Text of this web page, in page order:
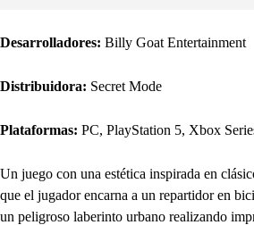
Desarrolladores: Billy Goat Entertainment
Distribuidora: Secret Mode
Plataformas: PC, PlayStation 5, Xbox
Un juego con una estética inspirada en
que el jugador encarna a un repartidor en
un peligroso laberinto urbano realizando